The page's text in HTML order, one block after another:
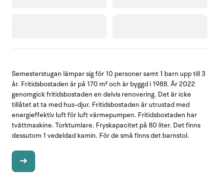
Semesterstugan lämpar sig för 10 personer samt 1 barn upp till 3
år. Fritidsbostaden är på 170 m² och är byggd i 1988. År 2022
genomgick fritidsbostaden en delvis renovering. Det är icke
tillåtet at ta med hus-djur. Fritidsbostaden är utrustad med
energieffektiv luft för luft värmepumpen. Fritidsbostaden har
tvättmaskine. Torktumlare. Fryskapacitet på 80 liter. Det finns
dessutom 1 vedeldad kamin. För de små finns det barnstol.